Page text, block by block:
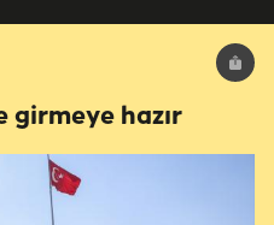
girmeye hazır